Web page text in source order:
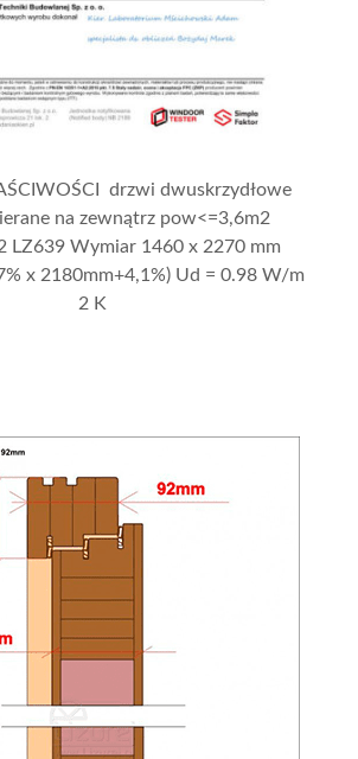
drzwi dwuskrzydłowe
na zewnątrz pow<=3,6m2
LZ639 Wymiar 1460 x 2270 mm
x 2180mm+4,1%) Ud = 0.98 W/m
2 K